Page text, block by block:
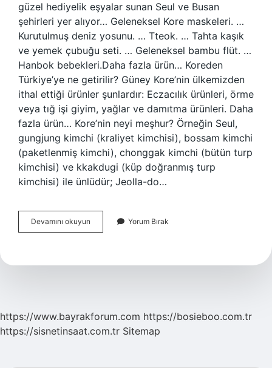
güzel hediyelik eşyalar sunan Seul ve Busan
şehirleri yer alıyor… Geleneksel Kore maskeleri. …
Kurutulmuş deniz yosunu. … Tteok. … Tahta kaşık
ve yemek çubuğu seti. … Geleneksel bambu flüt. …
Hanbok bebekleri.Daha fazla ürün… Koreden
Türkiye’ye ne getirilir? Güney Kore’nin ülkemizden
ithal ettiği ürünler şunlardır: Eczacılık ürünleri, örme
veya tığ işi giyim, yağlar ve damıtma ürünleri. Daha
fazla ürün… Kore’nin neyi meşhur? Örneğin Seul,
gungjung kimchi (kraliyet kimchisi), bossam kimchi
(paketlenmiş kimchi), chonggak kimchi (bütün turp
kimchisi) ve kkakdugi (küp doğranmış turp
kimchisi) ile ünlüdür; Jeolla-do…
Devamını okuyun Koreden
Ne
Yorum Bırak
https://www.bayrakforum.com https://bosieboo.com.tr
https://sisnetinsaat.com.tr Sitemap